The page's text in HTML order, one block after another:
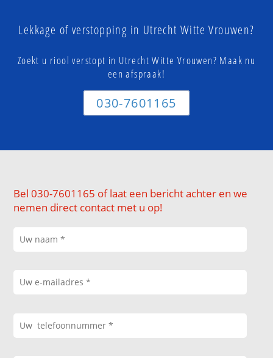
Lekkage of verstopping in Utrecht Witte Vrouwen?
Zoekt u riool verstopt in Utrecht Witte Vrouwen? Maak nu
een afspraak!
030-7601165
Bel 030-7601165 of laat een bericht achter en we
nemen direct contact met u op!